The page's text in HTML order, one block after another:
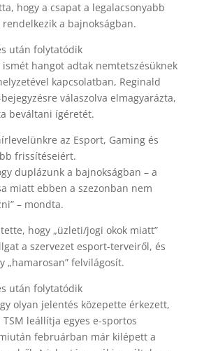
hogy a csapat a legalacsonyabb
rendelkezik a bajnokságban.
után folytatódik
ismét hangot adtak nemtetszésüknek
kapcsolatban, Reginald
válaszolva elmagyarázta,
beváltani ígéretét.
az Esport, Gaming és
frissítéseiért.
duplázunk a bajnokságban – a
miatt ebben a szezonban nem
– mondta.
hogy „üzleti/jogi okok miatt”
a szervezet esport-terveiről, és
„hamarosan” felvilágosít.
után folytatódik
olyan jelentés közepette érkezett,
leállítja egyes e-sportos
februárban már kilépett a